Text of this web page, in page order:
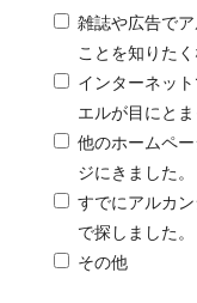
雑誌や広告で
ことを知りたく
インターネッ
エルが目にとま
他のホームペ
ジにきました。
すでにアルカ
で探しました。
その他